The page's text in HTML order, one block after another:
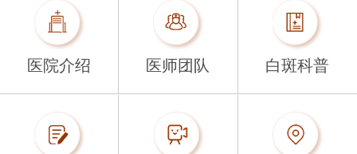
医院介绍 医师团队 白斑科普